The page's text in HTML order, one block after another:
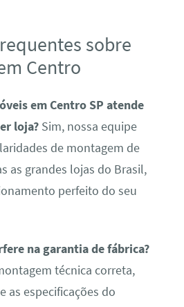
sobre
Centro
em Centro SP atende
loja?Sim, nossa equipe
de montagem de
as grandes lojas do Brasil,
perfeito do seu
na garantia de fábrica?
técnica correta,
as especificações do